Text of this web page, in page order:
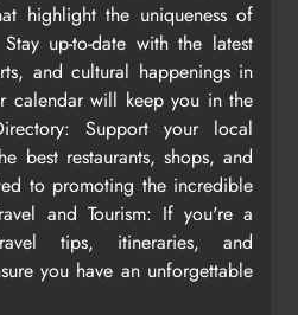
highlight the uniqueness of
up-to-date with the latest
and cultural happenings in
calendar will keep you in the
Support your local
best restaurants, shops, and
to promoting the incredible
and Tourism: If you're a
tips, itineraries, and
you have an unforgettable